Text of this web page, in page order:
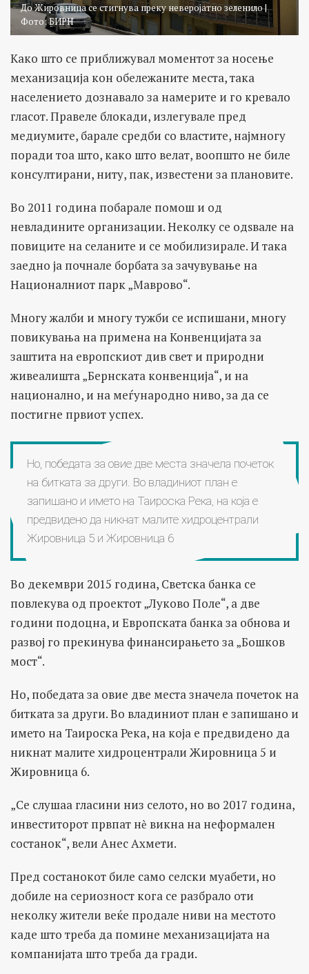
До Жировница се стигнува преку неверојатно зеленило |
Фото: БИРН
Како што се приближувал моментот за носење
механизација кон обележаните места, така
населението дознавало за намерите и го кревало
гласот. Правеле блокади, излегувале пред
медиумите, барале средби со властите, најмногу
поради тоа што, како што велат, воопшто не биле
консултирани, ниту, пак, известени за плановите.
Во 2011 година побарале помош и од
невладините организации. Неколку се одѕвале на
повиците на селаните и се мобилизирале. И така
заедно ја почнале борбата за зачувување на
Националниот парк „Маврово“.
Многу жалби и многу тужби се испишани, многу
повикувања на примена на Конвенцијата за
заштита на европскиот див свет и природни
живеалишта „Бернската конвенција“, и на
национално, и на меѓународно ниво, за да се
постигне првиот успех.
Но, победата за овие две места значела почеток
на битката за други. Во владиниот план е
запишано и името на Таироска Река, на која е
предвидено да никнат малите хидроцентрали
Жировница 5 и Жировница 6
Во декември 2015 година, Светска банка се
повлекува од проектот „Луково Поле“, а две
години подоцна, и Европската банка за обнова и
развој го прекинува финансирањето за „Бошков
мост“.
Но, победата за овие две места значела почеток на
битката за други. Во владиниот план е запишано и
името на Таироска Река, на која е предвидено да
никнат малите хидроцентрали Жировница 5 и
Жировница 6.
„Се слушаа гласини низ селото, но во 2017 година,
инвеститорот првпат нѐ викна на неформален
состанок“, вели Анес Ахмети.
Пред состанокот биле само селски муабети, но
добиле на сериозност кога се разбрало оти
неколку жители веќе продале ниви на местото
каде што треба да помине механизацијата на
компанијата што треба да гради.